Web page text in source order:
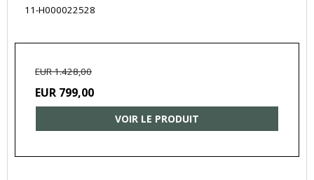
11-H000022528
EUR 1.428,00
EUR 799,00
VOIR LE PRODUIT